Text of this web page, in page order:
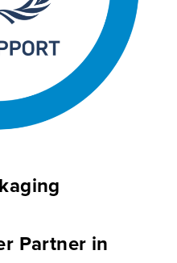
Partner in